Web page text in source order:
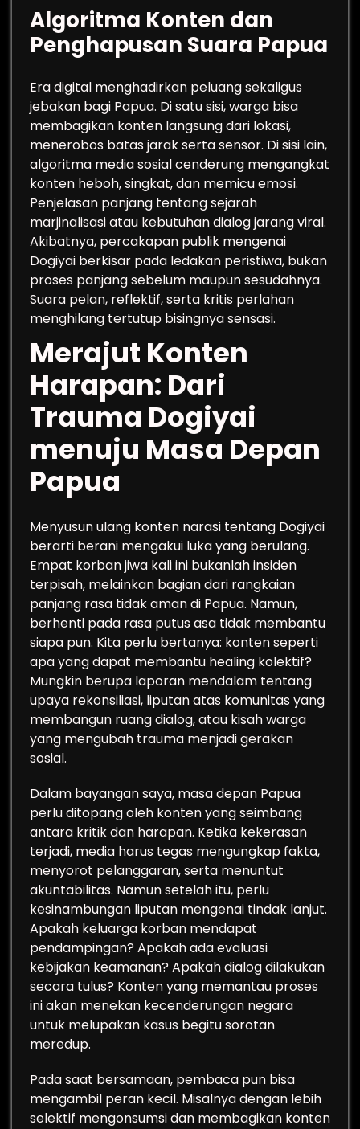
Algoritma Konten dan
Penghapusan Suara Papua
Era digital menghadirkan peluang sekaligus
jebakan bagi Papua. Di satu sisi, warga bisa
membagikan konten langsung dari lokasi,
menerobos batas jarak serta sensor. Di sisi lain,
algoritma media sosial cenderung mengangkat
konten heboh, singkat, dan memicu emosi.
Penjelasan panjang tentang sejarah
marjinalisasi atau kebutuhan dialog jarang viral.
Akibatnya, percakapan publik mengenai
Dogiyai berkisar pada ledakan peristiwa, bukan
proses panjang sebelum maupun sesudahnya.
Suara pelan, reflektif, serta kritis perlahan
menghilang tertutup bisingnya sensasi.
Merajut Konten
Harapan: Dari
Trauma Dogiyai
menuju Masa Depan
Papua
Menyusun ulang konten narasi tentang Dogiyai
berarti berani mengakui luka yang berulang.
Empat korban jiwa kali ini bukanlah insiden
terpisah, melainkan bagian dari rangkaian
panjang rasa tidak aman di Papua. Namun,
berhenti pada rasa putus asa tidak membantu
siapa pun. Kita perlu bertanya: konten seperti
apa yang dapat membantu healing kolektif?
Mungkin berupa laporan mendalam tentang
upaya rekonsiliasi, liputan atas komunitas yang
membangun ruang dialog, atau kisah warga
yang mengubah trauma menjadi gerakan
sosial.
Dalam bayangan saya, masa depan Papua
perlu ditopang oleh konten yang seimbang
antara kritik dan harapan. Ketika kekerasan
terjadi, media harus tegas mengungkap fakta,
menyorot pelanggaran, serta menuntut
akuntabilitas. Namun setelah itu, perlu
kesinambungan liputan mengenai tindak lanjut.
Apakah keluarga korban mendapat
pendampingan? Apakah ada evaluasi
kebijakan keamanan? Apakah dialog dilakukan
secara tulus? Konten yang memantau proses
ini akan menekan kecenderungan negara
untuk melupakan kasus begitu sorotan
meredup.
Pada saat bersamaan, pembaca pun bisa
mengambil peran kecil. Misalnya dengan lebih
selektif mengonsumsi dan membagikan konten